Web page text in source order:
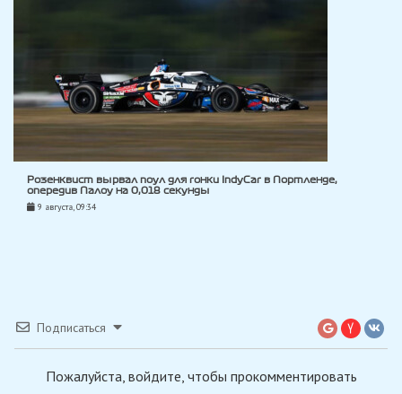
Розенквист вырвал поул для гонки IndyCar в Портленде,
опередив Палоу на 0,018 секунды
9 августа, 09:34
Подписаться
Пожалуйста, войдите, чтобы прокомментировать